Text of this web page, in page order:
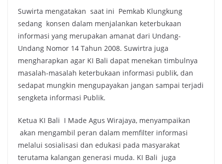
Suwirta mengatakan saat ini Pemkab Klungkung
sedang konsen dalam menjalankan keterbukaan
informasi yang merupakan amanat dari Undang-
Undang Nomor 14 Tahun 2008. Suwirtra juga
mengharapkan agar KI Bali dapat menekan timbulnya
masalah-masalah keterbukaan informasi publik, dan
sedapat mungkin mengupayakan jangan sampai terjadi
sengketa informasi Publik.
Ketua KI Bali I Made Agus Wirajaya, menyampaikan
akan mengambil peran dalam memfilter informasi
melalui sosialisasi dan edukasi pada masyarakat
terutama kalangan generasi muda. KI Bali juga